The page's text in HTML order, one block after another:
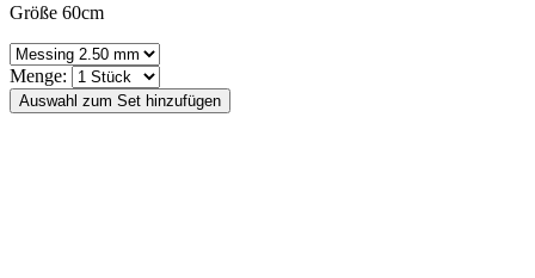
Größe 60cm
Menge: